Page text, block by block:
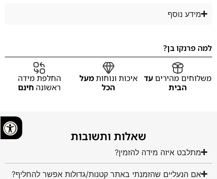
מידע נוסף
למה פרנקו בן?
משלוחים מהיריםעד
הבית
איכות ונוחותמעל
הכל
החלפת מידה
ראשונה חינם
שאלות ותשובות
מתלבט איזה מידה להזמין?
אם הנעליים שהזמנתי באתר קטנות/גדולות אפשר להחליף?